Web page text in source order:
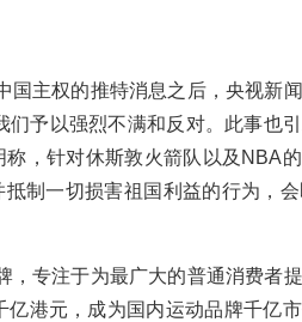
主权的推特消息之后，央视新
们予以强烈不满和反对。此事也
，针对休斯敦火箭队以及NBA
制一切损害祖国利益的行为，
，专注于为最广大的普通消费者
港元，成为国内运动品牌千亿